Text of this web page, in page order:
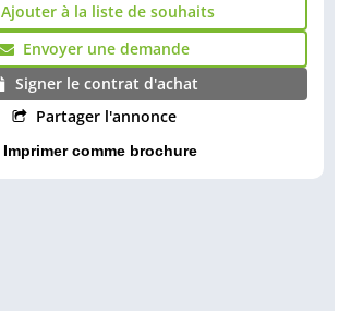
Ajouter à la liste de souhaits
Envoyer une demande
Signer le contrat d'achat
Partager l'annonce
Imprimer comme brochure